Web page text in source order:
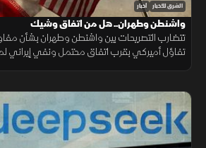
الشرق للأخبار أخبار
واشنطن وطهران.. هل من اتفاق وشيك
تتضارب التصريحات بين واشنطن وطهران بشأن
تفاؤل أميركي بقرب اتفاق محتمل ونفي إيراني